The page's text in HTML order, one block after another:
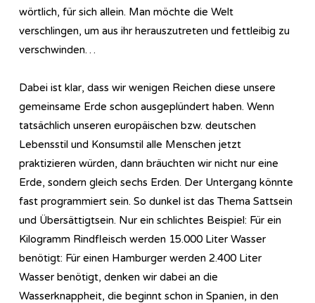
wörtlich, für sich allein. Man möchte die Welt
verschlingen, um aus ihr herauszutreten und fettleibig zu
verschwinden…
Dabei ist klar, dass wir wenigen Reichen diese unsere
gemeinsame Erde schon ausgeplündert haben. Wenn
tatsächlich unseren europäischen bzw. deutschen
Lebensstil und Konsumstil alle Menschen jetzt
praktizieren würden, dann bräuchten wir nicht nur eine
Erde, sondern gleich sechs Erden. Der Untergang könnte
fast programmiert sein. So dunkel ist das Thema Sattsein
und Übersättigtsein. Nur ein schlichtes Beispiel: Für ein
Kilogramm Rindfleisch werden 15.000 Liter Wasser
benötigt: Für einen Hamburger werden 2.400 Liter
Wasser benötigt, denken wir dabei an die
Wasserknappheit, die beginnt schon in Spanien, in den